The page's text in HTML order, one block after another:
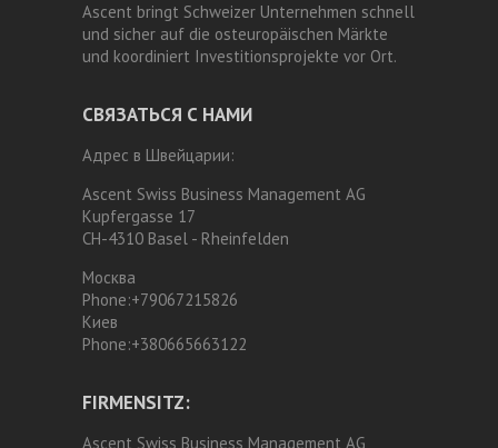
Ascent bringt Schweizer Unternehmen schnell
und sicher auf die osteuropäischen Märkte
und koordiniert Investitionsprojekte vor Ort.
СВЯЗАТЬСЯ С НАМИ
Адрес в Швейцарии:
Ascent Swiss Business Management AG
Kupfergasse 17
CH-4310 Basel - Rheinfelden
Москва
Phone:+79067215826
Киев
Phone:+380665663122
FIRMENSITZ:
Ascent Swiss Business Management AG